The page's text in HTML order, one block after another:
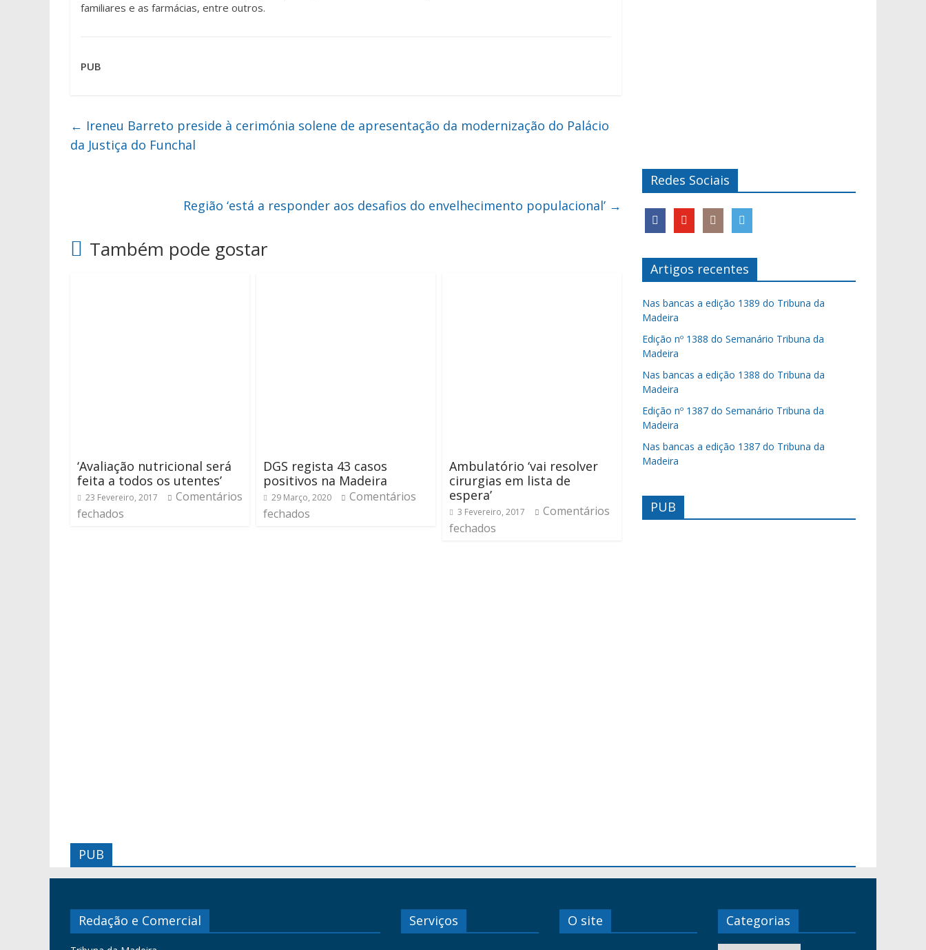
familiares e as farmácias, entre outros.
PUB
← Ireneu Barreto preside à cerimónia solene de apresentação da modernização do Palácio
da Justiça do Funchal
Região ‘está a responder aos desafios do envelhecimento populacional’ →
Também pode gostar
‘Avaliação nutricional será
feita a todos os utentes’
23 Fevereiro, 2017
Comentários
fechados
DGS regista 43 casos
positivos na Madeira
29 Março, 2020
Comentários
fechados
Ambulatório ‘vai resolver
cirurgias em lista de
espera’
3 Fevereiro, 2017
Comentários
fechados
Redes Sociais
Artigos recentes
Nas bancas a edição 1389 do Tribuna da
Madeira
Edição nº 1388 do Semanário Tribuna da
Madeira
Nas bancas a edição 1388 do Tribuna da
Madeira
Edição nº 1387 do Semanário Tribuna da
Madeira
Nas bancas a edição 1387 do Tribuna da
Madeira
PUB
PUB
Redação e Comercial Serviços O site Categorias